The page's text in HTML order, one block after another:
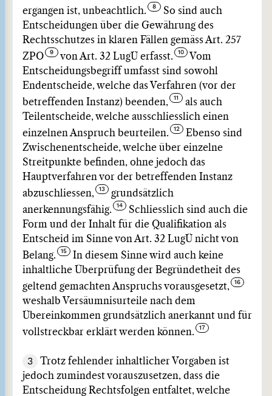
ergangen ist, unbeachtlich.
So sind auch
Entscheidungen über die Gewährung des
Rechtsschutzes in klaren Fällen gemäss Art. 257
ZPO
von Art. 32 LugÜ erfasst.
Vom
Entscheidungsbegriff umfasst sind sowohl
Endentscheide, welche das Verfahren (vor der
betreffenden Instanz) beenden,
als auch
Teilentscheide, welche ausschliesslich einen
einzelnen Anspruch beurteilen.
Ebenso sind
Zwischenentscheide, welche über einzelne
Streitpunkte befinden, ohne jedoch das
Hauptverfahren vor der betreffenden Instanz
abzuschliessen,
grundsätzlich
anerkennungsfähig.
Schliesslich sind auch die
Form und der Inhalt für die Qualifikation als
Entscheid im Sinne von Art. 32 LugÜ nicht von
Belang.
In diesem Sinne wird auch keine
inhaltliche Überprüfung der Begründetheit des
geltend gemachten Anspruchs vorausgesetzt,
weshalb Versäumnisurteile nach dem
Übereinkommen grundsätzlich anerkannt und für
vollstreckbar erklärt werden können.
3
Trotz fehlender inhaltlicher Vorgaben ist
jedoch zumindest vorauszusetzen, dass die
Entscheidung Rechtsfolgen entfaltet, welche